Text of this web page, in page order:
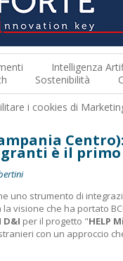
Intelligenza
Sostenibilità
i cookies di
è il
uno strumento di
visione che ha portato
D&I per il progetto "HELP
con un approccio